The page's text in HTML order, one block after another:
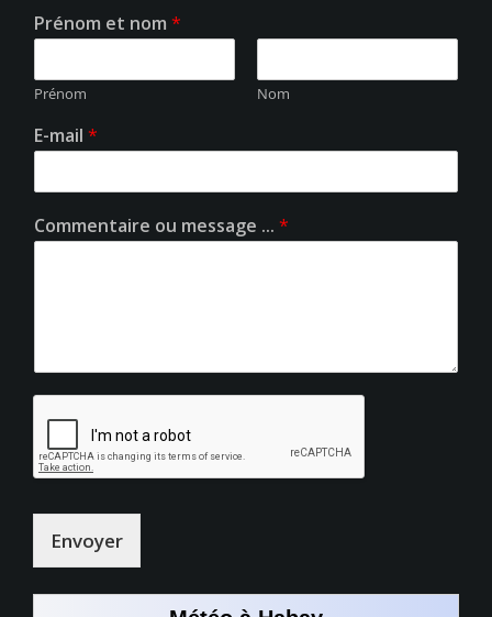
Prénom et nom *
Prénom Nom
E-mail *
Commentaire ou message ... *
Envoyer